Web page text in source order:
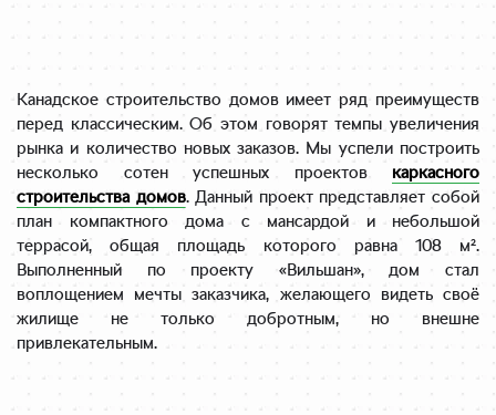
Канадское строительство домов имеет ряд преимуществ
перед классическим. Об этом говорят темпы увеличения
рынка и количество новых заказов. Мы успели построить
несколько сотен успешных проектов каркасного
строительства домов. Данный проект представляет собой
план компактного дома с мансардой и небольшой
террасой, общая площадь которого равна 108 м².
Выполненный по проекту «Вильшан», дом стал
воплощением мечты заказчика, желающего видеть своё
жилище не только добротным, но внешне
привлекательным.